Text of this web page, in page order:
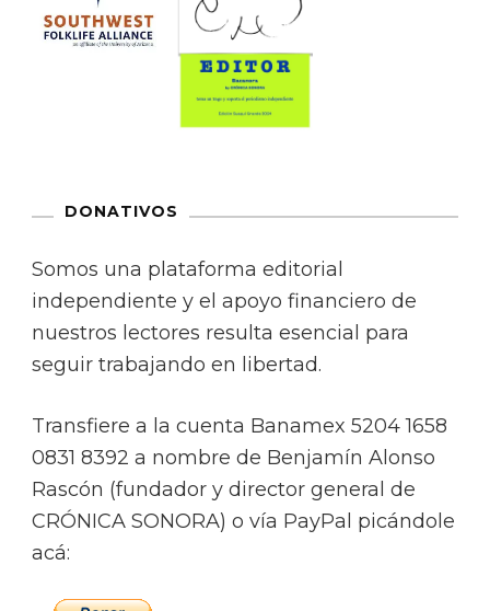
DONATIVOS
Somos una plataforma editorial
independiente y el apoyo financiero de
nuestros lectores resulta esencial para
seguir trabajando en libertad.
Transfiere a la cuenta Banamex 5204 1658
0831 8392 a nombre de Benjamín Alonso
Rascón (fundador y director general de
CRÓNICA SONORA) o vía PayPal picándole
acá: